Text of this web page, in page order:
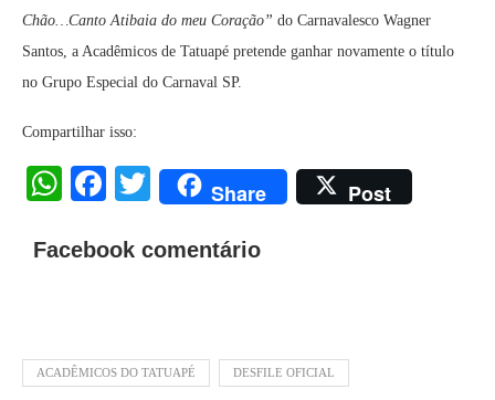
Chão…Canto Atibaia do meu Coração” do Carnavalesco Wagner
Santos, a Acadêmicos de Tatuapé pretende ganhar novamente o título
no Grupo Especial do Carnaval SP.
Compartilhar isso:
WhatsApp
Facebook
Twitter
Share Post
Facebook comentário
ACADÊMICOS DO TATUAPÉ DESFILE OFICIAL